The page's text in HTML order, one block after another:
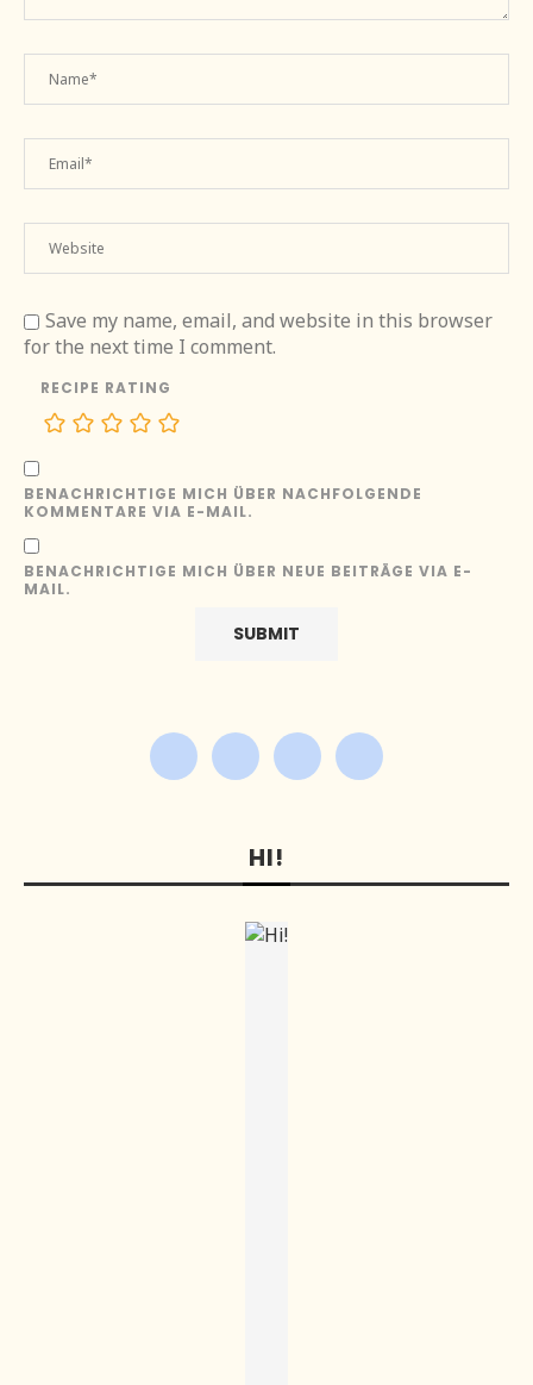
Save my name, email, and website in this browser
for the next time I comment.
RECIPE RATING
BENACHRICHTIGE MICH ÜBER NACHFOLGENDE
KOMMENTARE VIA E-MAIL.
BENACHRICHTIGE MICH ÜBER NEUE BEITRÄGE VIA E-
MAIL.
HI!